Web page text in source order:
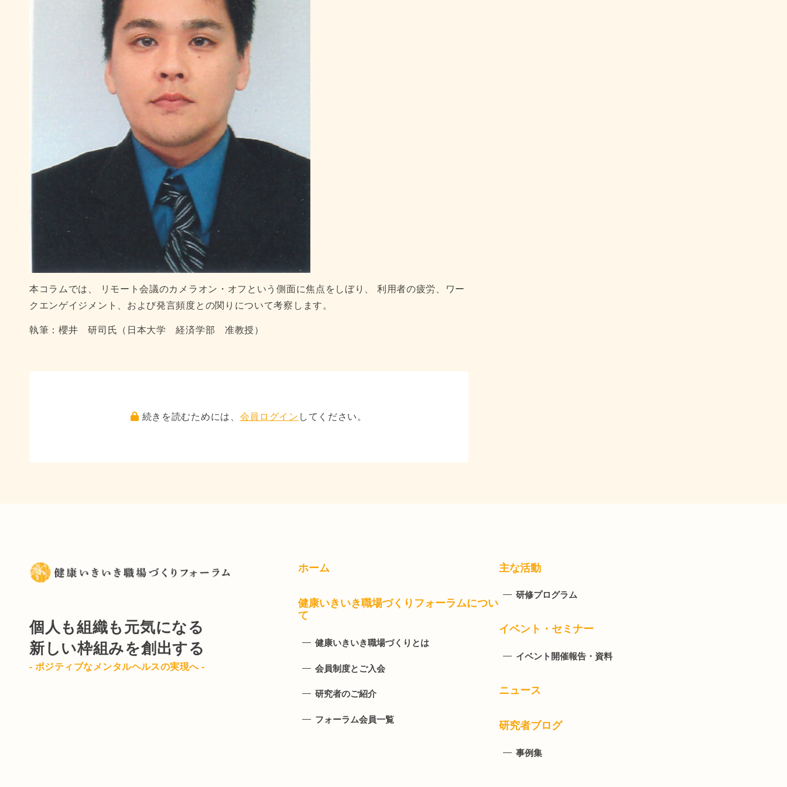
本コラムでは、 リモート会議のカメラオン・オフという側面に焦点をしぼり、 利用者の疲労、ワー
クエンゲイジメント、および発言頻度との関りについて考察します。
執筆：櫻井 研司氏（日本大学 経済学部 准教授）
続きを読むためには、 会員ログイン してください。
個人も組織も元気になる
新しい枠組みを創出する
- ポジティブなメンタルヘルスの実現へ -
ホーム
健康いきいき職場づくりフォーラムについ
て
健康いきいき職場づくりとは
会員制度とご入会
研究者のご紹介
フォーラム会員一覧
主な活動
研修プログラム
イベント・セミナー
イベント開催報告・資料
ニュース
研究者ブログ
事例集